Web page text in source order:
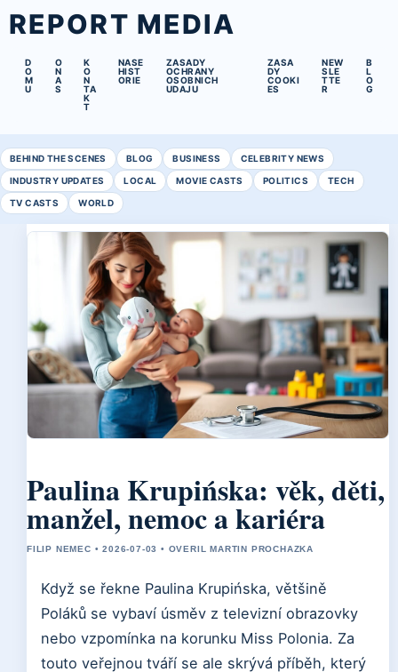
REPORT MEDIA
D
O
M
U
O
N
A
S
K
O
N
TA
K
T
NASE
HIST
ORIE
ZASADY
OCHRANY
OSOBNICH
UDAJU
ZASA
DY
COOKI
ES
NEW
SLE
TTE
R
B
L
O
G
BEHIND THE SCENES BLOG BUSINESS CELEBRITY NEWS
INDUSTRY UPDATES LOCAL MOVIE CASTS POLITICS TECH
TV CASTS WORLD
Paulina Krupińska: věk, děti,
manžel, nemoc a kariéra
FILIP NEMEC • 2026-07-03 • OVERIL MARTIN PROCHAZKA
Když se řekne Paulina Krupińska, většině
Poláků se vybaví úsměv z televizní obrazovky
nebo vzpomínka na korunku Miss Polonia. Za
touto veřejnou tváří se ale skrývá příběh, který